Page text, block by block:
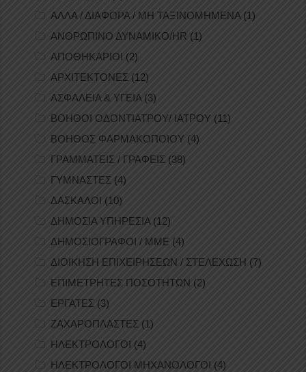
ΑΛΛΑ / ΔΙΑΦΟΡΑ / ΜΗ ΤΑΞΙΝΟΜΗΜΕΝΑ(1)
ΑΝΘΡΩΠΙΝΟ ΔΥΝΑΜΙΚΟ/HR (1)
ΑΠΟΘΗΚΑΡΙΟΙ (2)
ΑΡΧΙΤΕΚΤΟΝΕΣ (12)
ΑΣΦΑΛΕΙΑ & ΥΓΕΙΑ (3)
ΒΟΗΘΟΙ ΟΔΟΝΤΙΑΤΡΟΥ/ ΙΑΤΡΟΥ (11)
ΒΟΗΘΟΣ ΦΑΡΜΑΚΟΠΟΙΟΥ (4)
ΓΡΑΜΜΑΤΕΙΣ / ΓΡΑΦΕΙΣ (38)
ΓΥΜΝΑΣΤΕΣ (4)
ΔΑΣΚΑΛΟΙ (10)
ΔΗΜΟΣΙΑ ΥΠΗΡΕΣΙΑ(12)
ΔΗΜΟΣΙΟΓΡΑΦΟΙ / ΜΜΕ (4)
ΔΙΟΙΚΗΣΗ ΕΠΙΧΕΙΡΗΣΕΩΝ / ΣΤΕΛΕΧΩΣΗ (7)
ΕΠΙΜΕΤΡΗΤΕΣ ΠΟΣΟΤΗΤΩΝ (2)
ΕΡΓΑΤΕΣ (3)
ΖΑΧΑΡΟΠΛΑΣΤΕΣ (1)
ΗΛΕΚΤΡΟΛΟΓΟΙ (4)
ΗΛΕΚΤΡΟΛΟΓΟΙ ΜΗΧΑΝΟΛΟΓΟΙ (4)